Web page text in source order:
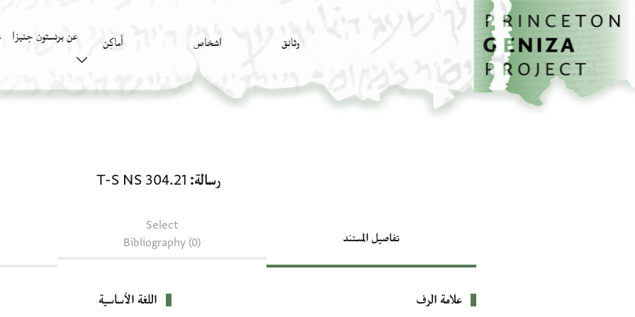
تخطي إلى المحتوى الرئيسي
الصفحة الرئيسية
وثائق اشخاص أَماكِن عن برنستون جنيزا
رسالة T-S NS 304.21
تفاصيل المستند
Select
Bibliography (0)
بيانات التعريف
علامة الرف اللغة الأساسية